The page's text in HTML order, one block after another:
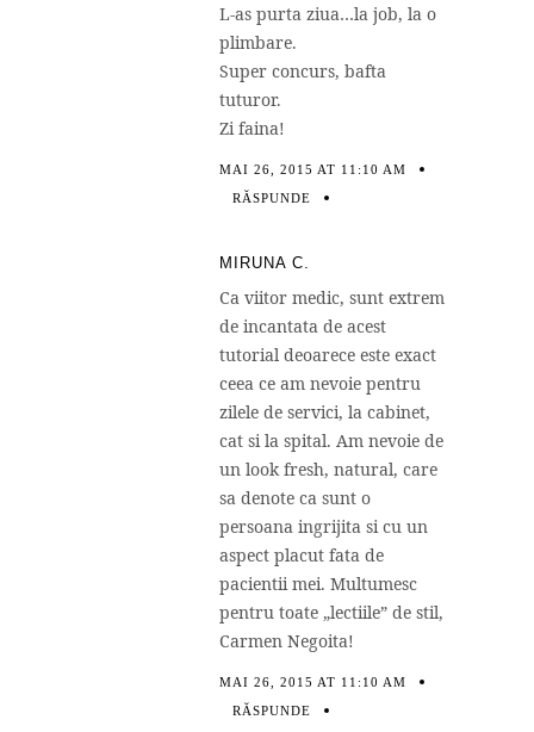
L-as purta ziua…la job, la o
plimbare.
Super concurs, bafta
tuturor.
Zi faina!
MAI 26, 2015 AT 11:10 AM
RĂSPUNDE
MIRUNA C.
Ca viitor medic, sunt extrem
de incantata de acest
tutorial deoarece este exact
ceea ce am nevoie pentru
zilele de servici, la cabinet,
cat si la spital. Am nevoie de
un look fresh, natural, care
sa denote ca sunt o
persoana ingrijita si cu un
aspect placut fata de
pacientii mei. Multumesc
pentru toate „lectiile” de stil,
Carmen Negoita!
MAI 26, 2015 AT 11:10 AM
RĂSPUNDE